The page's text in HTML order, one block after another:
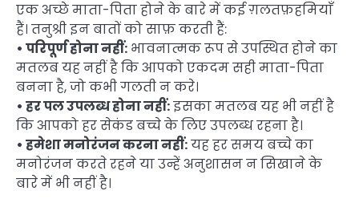
एक अच्छे माता-पिता होने के बारे में कई ग़लतफ़हमियाँ
हैं। तनुश्री इन बातों को साफ़ करती हैं:
• परिपूर्ण होना नहीं: भावनात्मक रूप से उपस्थित होने का
मतलब यह नहीं है कि आपको एकदम सही माता-पिता
बनना है, जो कभी गलती न करे।
• हर पल उपलब्ध होना नहीं:इसका मतलब यह भी नहीं है
कि आपको हर सेकंड बच्चे के लिए उपलब्ध रहना है।
• हमेशा मनोरंजन करना नहीं:यह हर समय बच्चे का
मनोरंजन करते रहने या उन्हें अनुशासन न सिखाने के
बारे में भी नहीं है।